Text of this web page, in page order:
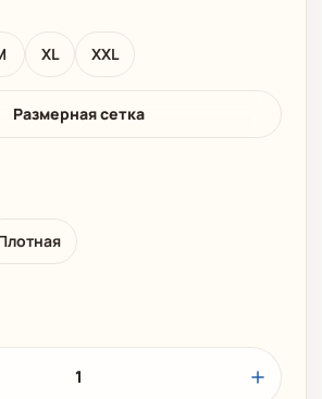
XL XXL
Размерная сетка
1